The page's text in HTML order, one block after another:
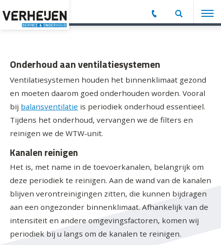
Onderhoud aan ventilatiesystemen
Ventilatiesystemen houden het binnenklimaat gezond
en moeten daarom goed onderhouden worden. Vooral
bij balansventilatie is periodiek onderhoud essentieel.
Tijdens het onderhoud, vervangen we de filters en
reinigen we de WTW-unit.
Kanalen reinigen
Het is, met name in de toevoerkanalen, belangrijk om
deze periodiek te reinigen. Aan de wand van de kanalen
blijven verontreinigingen zitten, die kunnen bijdragen
aan een ongezonder binnenklimaat. Afhankelijk van de
intensiteit en andere omgevingsfactoren, komen wij
periodiek bij u langs om de kanalen te reinigen.